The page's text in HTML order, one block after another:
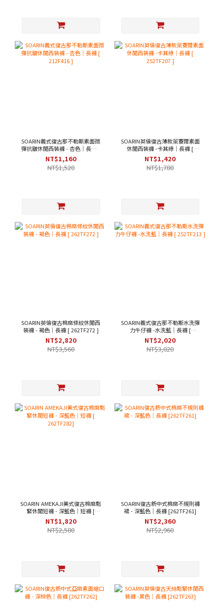
SOARIN義式復古那不勒斯素面微
彈抗皺休閒西裝褲 - 杏色｜長褲 [
212F416 ]
NT$1,160
NT$1,520
SOARIN英倫復古薄款萊賽爾素面
休閒西裝褲 -卡其綠｜長褲 [
252TF207 ]
NT$1,420
NT$1,780
SOARIN英倫復古棉麻條紋休閒西
裝褲 - 褐色｜長褲 [ 262TF272 ]
NT$2,820
NT$3,560
SOARIN義式復古那不勒斯水洗彈
力牛仔褲 -水洗藍｜長褲 [
252TF213 ]
NT$2,020
NT$3,020
SOARIN AMEKAJI美式復古棉麻鬆
緊休閒短褲 - 深藍色｜短褲 [
262TF282]
NT$1,820
NT$2,580
SOARIN復古新中式棉麻不規則褲
裙 - 深藍色｜長褲 [262TF261]
NT$2,360
NT$2,960